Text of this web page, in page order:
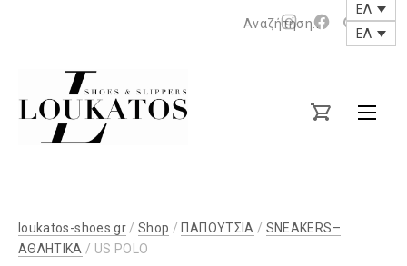
Νέο
παράθυρο
Νέο
παράθυρο
ΕΛ
ΕΛ
loukatos-
shoes.gr
loukatos-shoes.gr/Shop / ΠΑΠΟΥΤΣΙΑ / SNEAKERS–
ΑΘΛΗΤΙΚΑ / US POLO